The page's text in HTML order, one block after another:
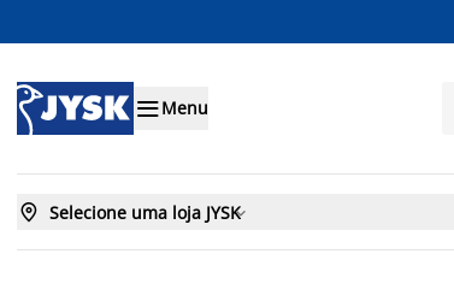
Menu
 Selecione uma loja JYSK